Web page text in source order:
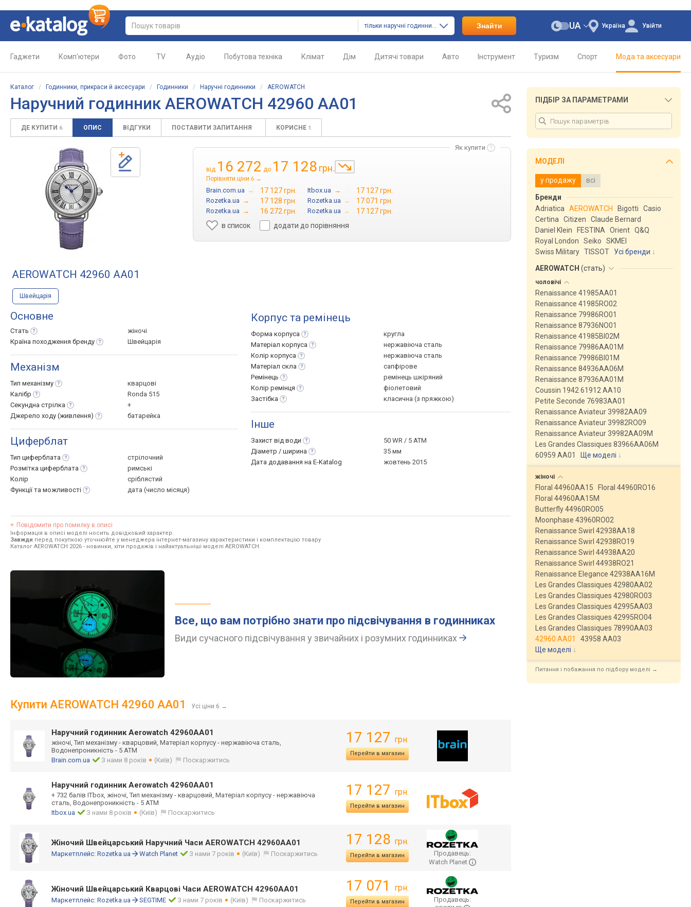
тільки наручні годинники Знайти Україна
UA Увійти
Гаджети Комп'ютери Фото TV Аудіо Побутова техніка Клімат Дім Дитячі товари Авто Інструмент Туризм Спорт Мода та аксесуари
Каталог / Годинники, прикраси й аксесуари / Годинники / Наручні годинники / AEROWATCH
Наручний годинник AEROWATCH 42960 AA01
ДЕ КУПИТИ 6 ОПИС ВІДГУКИ ПОСТАВИТИ ЗАПИТАННЯ КОРИСНЕ 1
Як купити
від 16 272 до 17 128 грн.
Порівняти ціни 6 →
Brain.com.ua → 17 127 грн. Itbox.ua → 17 127 грн.
Rozetka.ua → 17 128 грн. Rozetka.ua → 17 071 грн.
Rozetka.ua → 16 272 грн. Rozetka.ua →
17 127 грн.
в список
додати до порівняння
AEROWATCH 42960 AA01
Швейцарія
Основне
Стать
жіночі
Країна походження бренду Швейцарія
Механізм
Тип механізму
кварцові
Калібр
Ronda 515
Секундна стрілка
+
Джерело ходу (живлення) батарейка
Циферблат
Тип циферблата
стрілочний
Розмітка циферблата
римські
Колір
сріблястий
Функції та можливості дата (число місяця)
Корпус та ремінець
Форма корпуса
кругла
Матеріал корпуса
нержавіюча сталь
Колір корпуса
нержавіюча сталь
Матеріал скла
сапфірове
Ремінець
ремінець шкіряний
Колір ремінця
фіолетовий
Застібка
класична (з пряжкою)
Інше
Захист від води
50 WR / 5 ATM
Діаметр / ширина
35 мм
Дата додавання на E-Katalog
жовтень 2015
Повідомити про помилку в описі
Інформація в описі моделі носить довідковий характер.
Завжди перед покупкою уточнюйте у менеджера інтернет-магазину характеристики і комплектацію товару
Каталог AEROWATCH 2026 - новинки, хіти продажів і найактуальніші моделі AEROWATCH.
Все, що вам потрібно знати про підсвічування в годинниках
Види сучасного підсвічування у звичайних і розумних годинниках
Купити AEROWATCH 42960 AA01 Усі ціни 6 →
Наручний годинник Aerowatch 42960AA01
жіночі, Тип механізму - кварцовий, Матеріал корпусу - нержавіюча сталь,
Водонепроникність - 5 ATM
Brain.com.ua
З нами 8 років (Київ) Поскаржитись
17 127 грн.
Перейти в магазин
Наручний годинник Aerowatch 42960AA01
+ 732 балів ITbox, жіночі, Тип механізму - кварцовий, Матеріал корпусу - нержавіюча
сталь, Водонепроникність - 5 ATM
Itbox.ua
З нами 8 років (Київ) Поскаржитись
17 127 грн.
Перейти в магазин
Жіночий Швейцарський Наручний Часи AEROWATCH 42960AA01
Маркетплейс: Rozetka.ua Watch Planet З нами 7 років (Київ) Поскаржитись
17 128 грн.
Перейти в магазин
Продавець:
Watch Planet
Жіночий Швейцарський Кварцові Часи AEROWATCH 42960AA01
Маркетплейс: Rozetka.ua SEGTIME З нами 7 років (Київ) Поскаржитись
17 071 грн.
Перейти в магазин
Продавець:
ПІДБІР ЗА ПАРАМЕТРАМИ
МОДЕЛІ
у продажу всі
Бренди
Adriatica
AEROWATCH Bigotti
Casio
Certina
Citizen
Claude Bernard
Daniel Klein
FESTINA Orient Q&Q
Royal London
Seiko
SKMEI
Swiss Military TISSOT
Усі бренди
AEROWATCH (стать)
чоловічі
Renaissance 41985AA01
Renaissance 41985RO02
Renaissance 79986RO01
Renaissance 87936NO01
Renaissance 41985BI02M
Renaissance 79986AA01M
Renaissance 79986BI01M
Renaissance 84936AA06M
Renaissance 87936AA01M
Coussin 1942 61912 AA10
Petite Seconde 76983AA01
Renaissance Aviateur 39982AA09
Renaissance Aviateur 39982RO09
Renaissance Aviateur 39982AA09M
Les Grandes Classiques 83966AA06M
60959 AA01
Ще моделі ↓
жіночі
Floral 44960AA15
Floral 44960RO16
Floral 44960AA15M
Butterfly 44960RO05
Moonphase 43960RO02
Renaissance Swirl 42938AA18
Renaissance Swirl 42938RO19
Renaissance Swirl 44938AA20
Renaissance Swirl 44938RO21
Renaissance Elegance 42938AA16M
Les Grandes Classiques 42980AA02
Les Grandes Classiques 42980RO03
Les Grandes Classiques 42995AA03
Les Grandes Classiques 42995RO04
Les Grandes Classiques 78990AA03
42960 AA01
43958 AA03
Ще моделі ↓
Питання і побажання по підбору моделі →